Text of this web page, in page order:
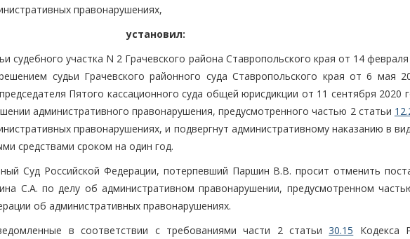
правонарушениях,
установил:
судебного участка N 2 Грачевского района Ставропольского края от 14
судьи Грачевского районного суда Ставропольского края от 6 мая
Пятого кассационного суда общей юрисдикции от 11 сентября 2020
административного правонарушения, предусмотренного частью 2 статьи
правонарушениях, и подвергнут административному наказанию в
средствами сроком на один год.
Суд Российской Федерации, потерпевший Паршин В.В. просит отменить
С.А. по делу об административном правонарушении, предусмотренном
об административных правонарушениях.
в соответствии с требованиями части 2 статьи30.15 Кодекса